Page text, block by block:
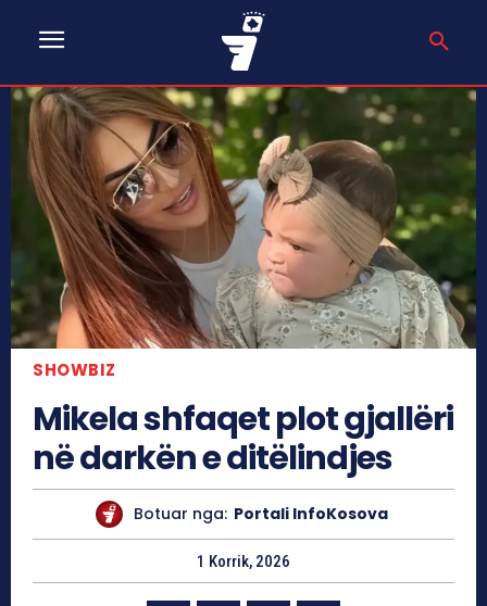
SHOWBIZ
Mikela shfaqet plot gjallëri
në darkën e ditëlindjes
Botuar nga: Portali InfoKosova
1 Korrik, 2026